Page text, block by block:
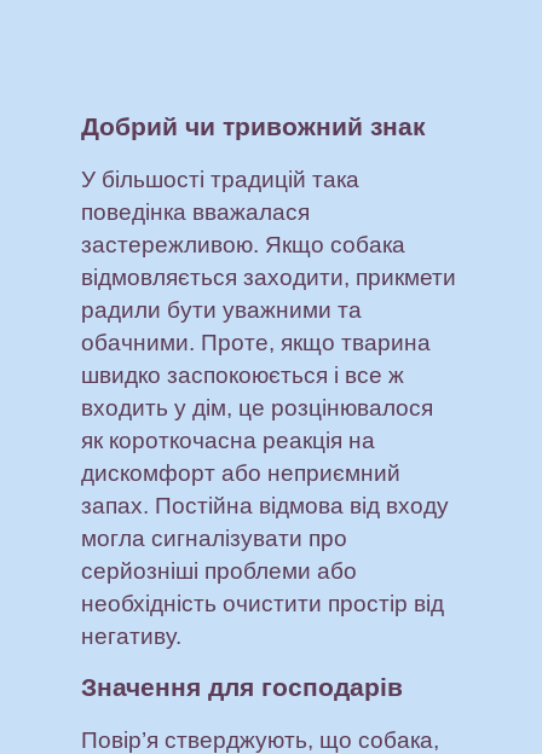
Добрий чи тривожний знак
У більшості традицій така
поведінка вважалася
застережливою. Якщо собака
відмовляється заходити, прикмети
радили бути уважними та
обачними. Проте, якщо тварина
швидко заспокоюється і все ж
входить у дім, це розцінювалося
як короткочасна реакція на
дискомфорт або неприємний
запах. Постійна відмова від входу
могла сигналізувати про
серйозніші проблеми або
необхідність очистити простір від
негативу.
Значення для господарів
Повір’я стверджують, що собака,